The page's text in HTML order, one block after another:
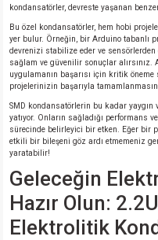
MARKA)
kondansatörler, devreste yaşanan
Bu özel kondansatörler, hem hobi
yer bulur. Örneğin, bir Arduino tabanlı
devrenizi stabilize eder ve
sağlam ve güvenilir sonuçlar
uygulamanın başarısı için kritik öneme
projelerinizin başarıyla
SMD kondansatörlerin bu kadar
yatıyor. Onların sağladığı performans
sürecinde belirleyici bir etken. Eğer bir
etkili bir bileşeni göz ardı etmemeniz
yaratabilir!
Geleceğin
Hazır Olun:
Elektrolitik